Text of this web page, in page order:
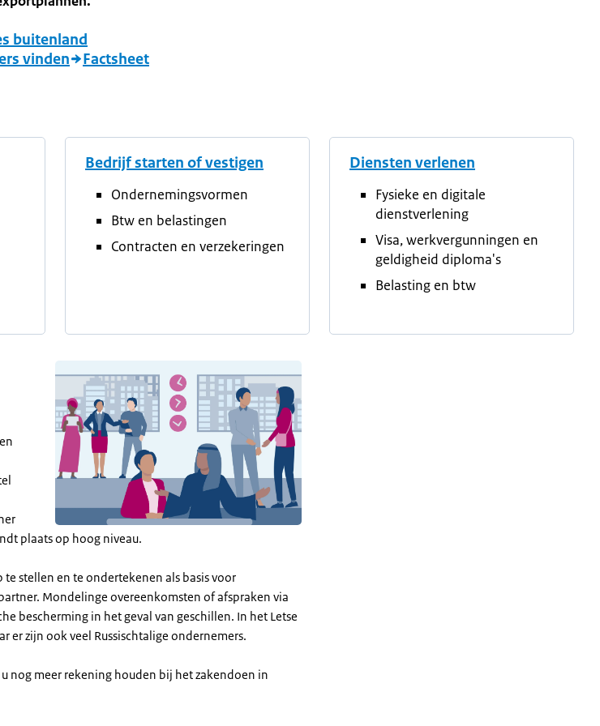
buitenland
vinden
Factsheet
Bedrijf starten of vestigen
Ondernemingsvormen
Btw en belastingen
Contracten en verzekeringen
Diensten verlenen
Fysieke en digitale
dienstverlening
Visa, werkvergunningen en
geldigheid diploma's
Belasting en btw
plaats op hoog niveau.
stellen en te ondertekenen als basis voor
Mondelinge overeenkomsten of afspraken via
bescherming in het geval van geschillen. In het Letse
er zijn ook veel Russischtalige ondernemers.
nog meer rekening houden bij het zakendoen in